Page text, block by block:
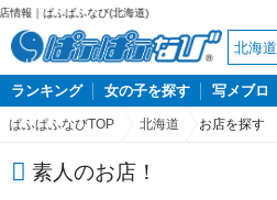
び(北海道)
北海道
ランキング 女の子を探す 写メブロ
ぱふぱふなびTOP 北海道 お店を探す
素人のお店！